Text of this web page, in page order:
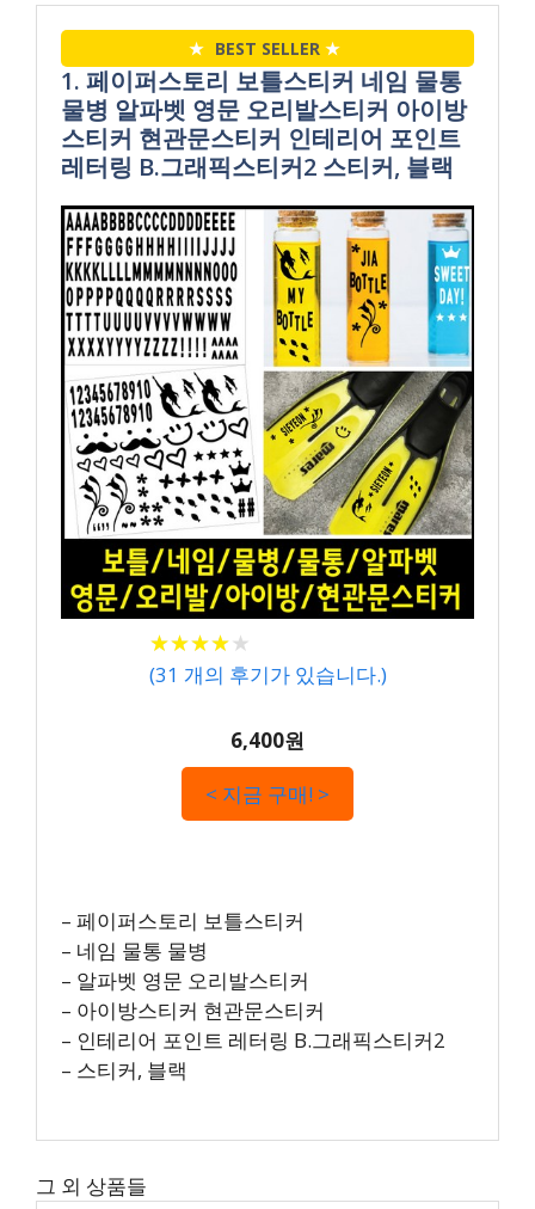
★ BEST SELLER ★
1. 페이퍼스토리 보틀스티커 네임 물통
물병 알파벳 영문 오리발스티커 아이방
스티커 현관문스티커 인테리어 포인트
레터링 B.그래픽스티커2 스티커, 블랙
★★★★★
★★★★★
(31 개의 후기가 있습니다.)
6,400원
< 지금 구매! >
– 페이퍼스토리 보틀스티커
– 네임 물통 물병
– 알파벳 영문 오리발스티커
– 아이방스티커 현관문스티커
– 인테리어 포인트 레터링 B.그래픽스티커2
– 스티커, 블랙
그 외 상품들